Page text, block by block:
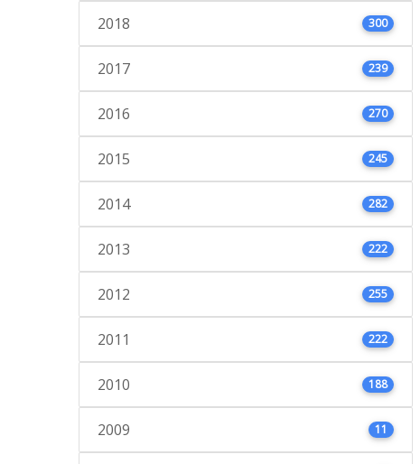
2018 300
2017 239
2016 270
2015 245
2014 282
2013 222
2012 255
2011 222
2010 188
2009 11